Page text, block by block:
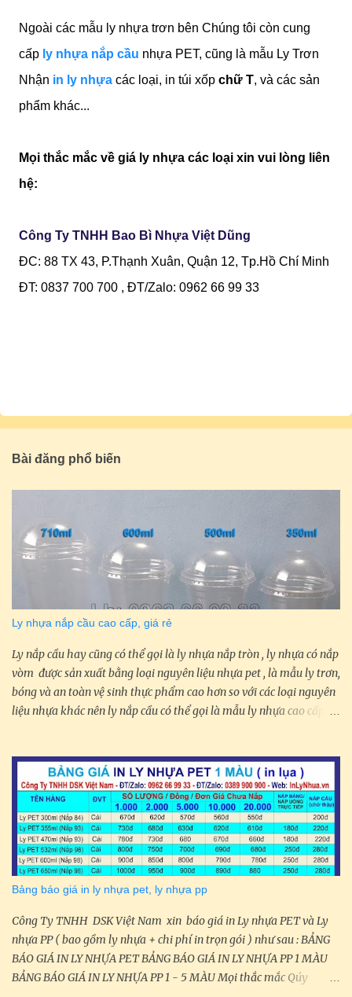
Ngoài các mẫu ly nhựa trơn bên Chúng tôi còn cung
cấp ly nhựa nắp cầu nhựa PET, cũng là mẫu Ly Trơn
Nhận in ly nhựa các loại, in túi xốp chữ T, và các sản
phẩm khác...
Mọi thắc mắc về giá ly nhựa các loại xin vui lòng liên
hệ:
Công Ty TNHH Bao Bì Nhựa Việt Dũng
ĐC: 88 TX 43, P.Thạnh Xuân, Quận 12, Tp.Hồ Chí Minh
ĐT: 0837 700 700 , ĐT/Zalo: 0962 66 99 33
Bài đăng phổ biến
Ly nhựa nắp cầu cao cấp, giá rẻ
Ly nắp cầu hay cũng có thể gọi là ly nhựa nắp tròn , ly nhựa có nắp
vòm được sản xuất bằng loại nguyên liệu nhựa pet , là mẫu ly trơn,
bóng và an toàn vệ sinh thực phẩm cao hơn so với các loại nguyên
liệu nhựa khác nên ly nắp cầu có thể gọi là mẫu ly nhựa cao cấp .
93mm x 106mm Lynhựa nắp cầu 500ml: 93mm x 132mm Ly nhựa
nắp cầu 500ml: 98mm x 120mm Ly nhựa nắp cầu 600ml: 98mm x
130mm Ly nhựa nắp cầu 710ml: 98mm x 155mm
Bảng báo giá in ly nhựa pet, ly nhựa pp
Công Ty TNHH DSK Việt Nam xin báo giá in Ly nhựa PET và Ly
nhựa PP ( bao gồm ly nhựa + chi phí in trọn gói ) như sau : BẢNG
BÁO GIÁ IN LY NHỰA PET BẢNG BÁO GIÁ IN LY NHỰA PP 1 MÀU
BẢNG BÁO GIÁ IN LY NHỰA PP 1 - 5 MÀU Mọi thắc mắc Qúy